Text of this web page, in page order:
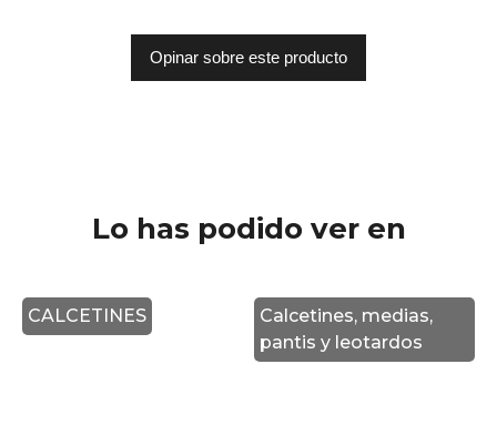
Opinar sobre este producto
Lo has podido ver en
CALCETINES
Calcetines, medias,
pantis y leotardos